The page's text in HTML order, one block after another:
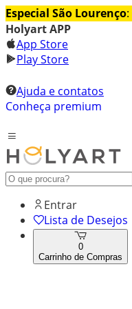
Especial São Lourenço:
Holyart APP
App Store
Play Store
Ajuda e contatos
Conheça premium
Entrar
Lista de Desejos
0
Carrinho de Compras